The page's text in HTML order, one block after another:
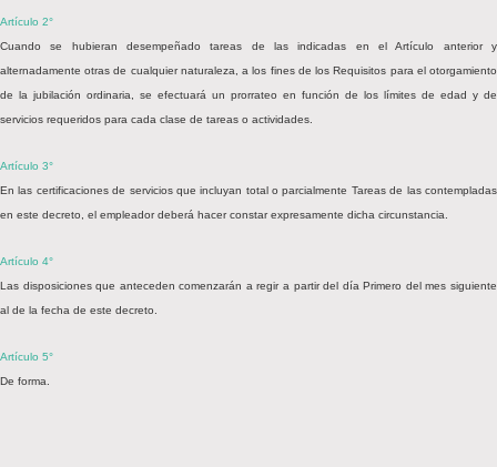
Artículo 2°
Cuando se hubieran desempeñado tareas de las indicadas en el Artículo anterior y
alternadamente otras de cualquier naturaleza, a los fines de los Requisitos para el otorgamiento
de la jubilación ordinaria, se efectuará un prorrateo en función de los límites de edad y de
servicios requeridos para cada clase de tareas o actividades.
Artículo 3°
En las certificaciones de servicios que incluyan total o parcialmente Tareas de las contempladas
en este decreto, el empleador deberá hacer constar expresamente dicha circunstancia.
Artículo 4°
Las disposiciones que anteceden comenzarán a regir a partir del día Primero del mes siguiente
al de la fecha de este decreto.
Artículo 5°
De forma.